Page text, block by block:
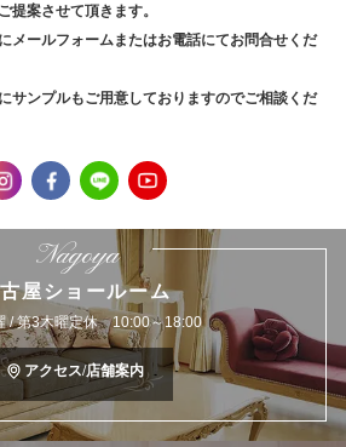
提案させて頂きます。
メールフォームまたはお電話にてお問合せくだ
サンプルもご用意しておりますのでご相談くだ
Nagoya
屋ショールーム
/ 第3木曜定休 10:00～18:00
アクセス/店舗案内